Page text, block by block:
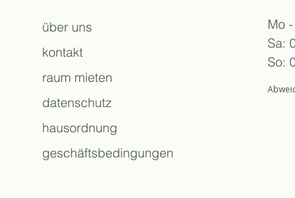
über uns
kontakt
raum mieten
datenschutz
hausordnung
geschäftsbedingungen
Mo
Sa:
So: